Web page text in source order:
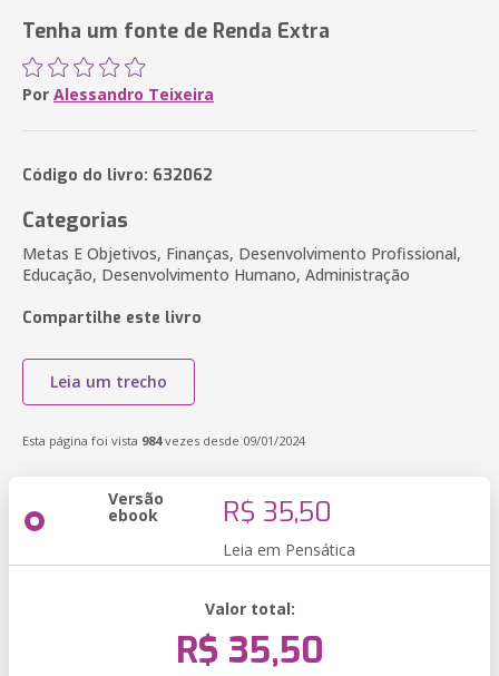
Tenha um fonte de Renda Extra
Por Alessandro Teixeira
Código do livro: 632062
Categorias
Metas E Objetivos, Finanças, Desenvolvimento Profissional,
Educação, Desenvolvimento Humano, Administração
Compartilhe este livro
Leia um trecho
Esta página foi vista 984vezes desde 09/01/2024
Versão
ebook R$ 35,50
Leia em Pensática
Valor total:
R$ 35,50